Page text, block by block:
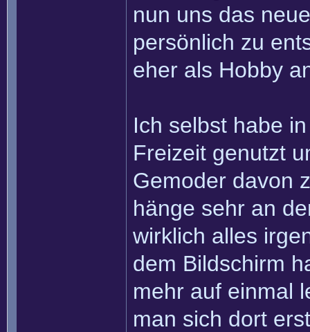
nun uns das
persönlich zu
eher als Hobby
Ich selbst habe
Freizeit genutzt
Gemoder davon
hänge sehr an
wirklich alles
dem Bildschirm
mehr auf einmal
man sich dort